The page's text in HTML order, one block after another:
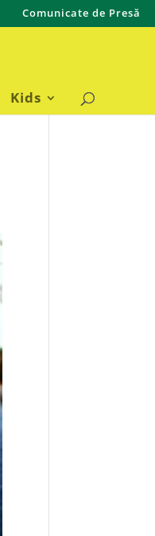
Comunicate de Presă
Kids